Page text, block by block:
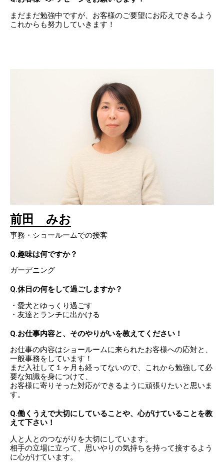
まだまだ勉強中ですが、お客様のご要望にお応えできるよう
これからも努力していきます！
前田 みお
事務・ショールームでの接客
Q.趣味は何ですか？
ガーデニング
Q.休日の何をして過ごしますか？
・愛犬とゆっくり過ごす
・友達とランチに出かける
Q.お仕事内容と、そのやりがいを教えてください！
お仕事の内容はショールームに来られたお客様への応対と、
一般事務をしています！
まだ入社して１ヶ月も経ってないので、これから勉強して必
要な知識を身につけて、
お客様に寄りそった対応ができるように頑張りたいと思いま
す。
Q.働くうえで大切にしていることや、心がけていることを教
えて下さい！
人と人とのつながりを大切にしています。
相手の立場に立って、思いやりの気持ちを持って接するよう
に心がけています。